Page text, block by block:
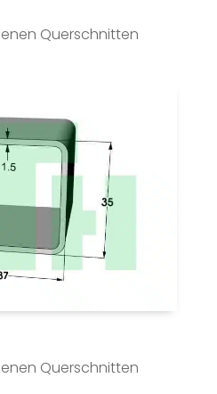
Querschnitten
Querschnitten